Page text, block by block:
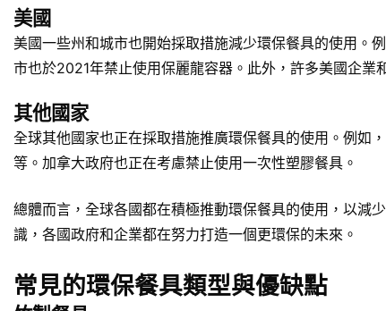
美國
美國一些州和城市也開始採取措施減少環保餐具的使用。
市也於2021年禁止使用保麗龍容器。此外，許多美國企業
其他國家
全球其他國家也正在採取措施推廣環保餐具的使用。例如
等。加拿大政府也正在考慮禁止使用一次性塑膠餐具。
總體而言，全球各國都在積極推動環保餐具的使用，以減
識，各國政府和企業都在努力打造一個更環保的未來。
常見的環保餐具類型與優缺點